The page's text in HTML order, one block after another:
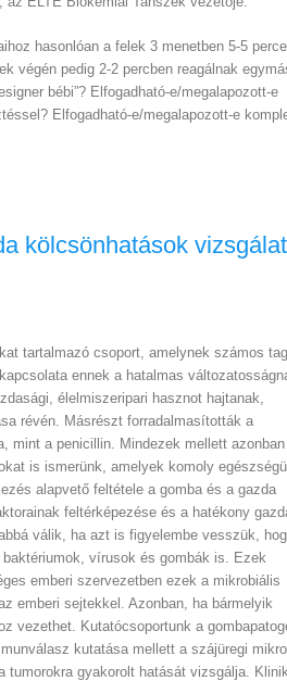
hasonlóan a felek 3 menetben 5-5
végén pedig 2-2 percben reagálnak
bébi”? Elfogadható-e/megalapozott-e
Elfogadható-e/megalapozott-e
kölcsönhatások
tartalmazó csoport, amelynek számos
ennek a hatalmas
élelmiszeripari hasznot hajtanak,
révén. Másrészt forradalmasították a
mint a penicillin. Mindezek mellett
is ismerünk, amelyek komoly
alapvető feltétele a gomba és a gazda
feltérképezése és a hatékony
válik, ha azt is figyelembe vesszük,
vírusok és gombák is. Ezek
emberi szervezetben ezek a mikrobiális
emberi sejtekkel. Azonban, ha bármelyik
vezethet. Kutatócsoportunk a
kutatása mellett a szájüregi
gyakorolt hatását vizsgálja.